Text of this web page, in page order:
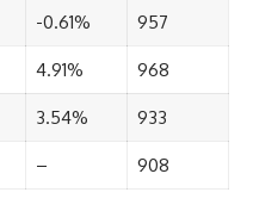
-0.61% 957
4.91% 968
3.54% 933
– 908